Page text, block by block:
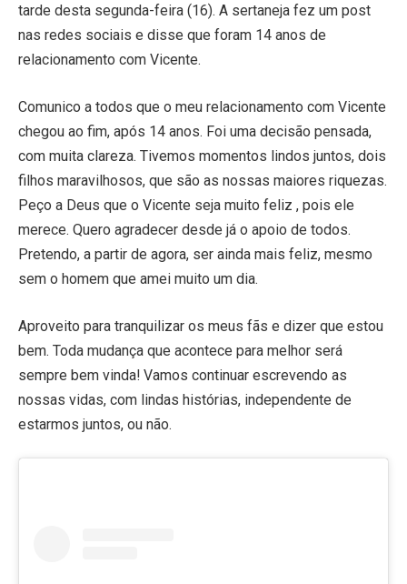
tarde desta segunda-feira (16). A sertaneja fez um post
nas redes sociais e disse que foram 14 anos de
relacionamento com Vicente.
Comunico a todos que o meu relacionamento com Vicente
chegou ao fim, após 14 anos. Foi uma decisão pensada,
com muita clareza. Tivemos momentos lindos juntos, dois
filhos maravilhosos, que são as nossas maiores riquezas.
Peço a Deus que o Vicente seja muito feliz , pois ele
merece. Quero agradecer desde já o apoio de todos.
Pretendo, a partir de agora, ser ainda mais feliz, mesmo
sem o homem que amei muito um dia.
Aproveito para tranquilizar os meus fãs e dizer que estou
bem. Toda mudança que acontece para melhor será
sempre bem vinda! Vamos continuar escrevendo as
nossas vidas, com lindas histórias, independente de
estarmos juntos, ou não.